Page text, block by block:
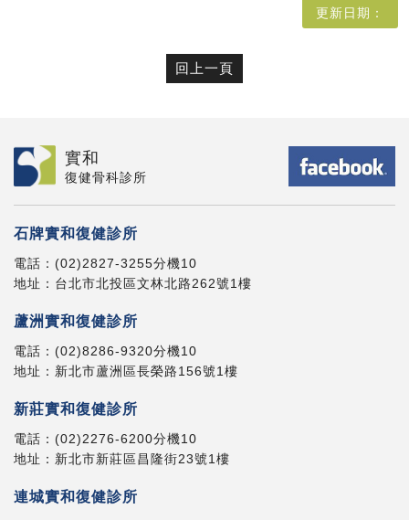
更新日期：
回上一頁
實和
復健骨科診所
石牌實和復健診所
電話： (02)2827-3255分機10
地址： 台北市北投區文林北路262號1樓
蘆洲實和復健診所
電話： (02)8286-9320分機10
地址： 新北市蘆洲區長榮路156號1樓
新莊實和復健診所
電話： (02)2276-6200分機10
地址： 新北市新莊區昌隆街23號1樓
連城實和復健診所